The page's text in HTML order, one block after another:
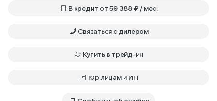
В кредит от 59 388 ₽ / мес.
Связаться с дилером
Купить в трейд-ин
Юр.лицам и ИП